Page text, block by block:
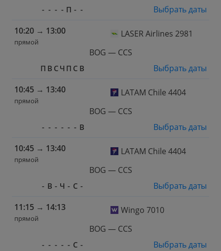
- - - - П - -
Выбрать даты
10:20 → 13:00
прямой
LASER Airlines 2981
BOG — CCS
П В С Ч П С В
Выбрать даты
10:45 → 13:40
прямой
LATAM Chile 4404
BOG — CCS
- - - - - - В
Выбрать даты
10:45 → 13:40
прямой
LATAM Chile 4404
BOG — CCS
- В - Ч - С -
Выбрать даты
11:15 → 14:13
прямой
Wingo 7010
BOG — CCS
- - - - - С -
Выбрать даты